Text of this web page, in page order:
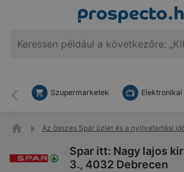
Vissza
Szupermarketek
Az összes Spar üzlet és a nyitvatartási
Spar itt: Nagy lajos
3., 4032 Debrecen